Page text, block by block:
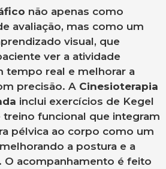
não apenas como
avaliação, mas como um
visual, que
ver a atividade
tempo real e melhorar a
precisão. A Cinesioterapia
inclui exercícios de Kegel
treino funcional que integram
pélvica ao corpo como um
a postura e a
O acompanhamento é feito